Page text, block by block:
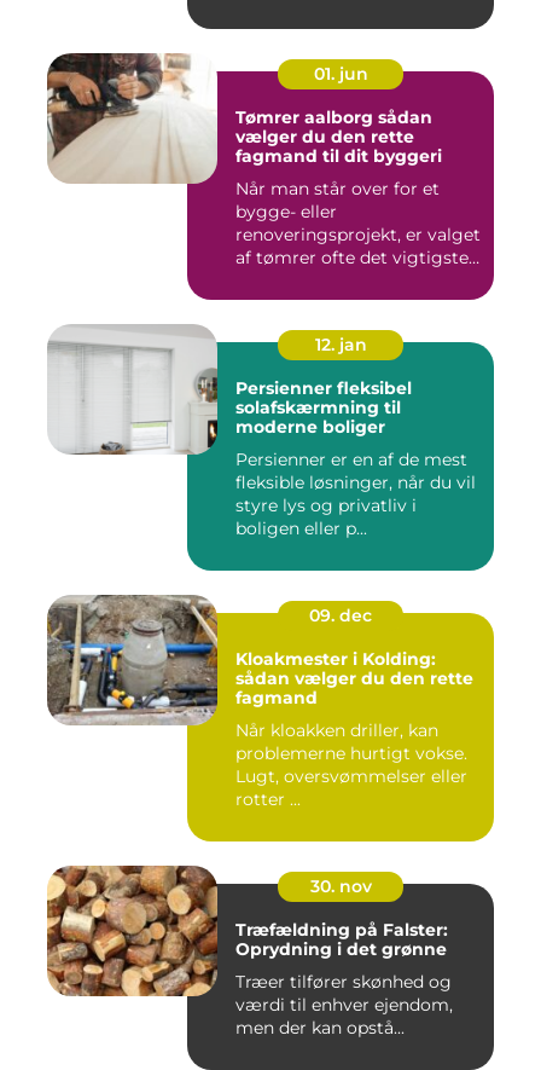
01. jun
Tømrer aalborg sådan
vælger du den rette
fagmand til dit byggeri
Når man står over for et
bygge- eller
renoveringsprojekt, er valget
af tømrer ofte det vigtigste
12. jan
Persienner fleksibel
solafskærmning til
moderne boliger
Persienner er en af de mest
fleksible løsninger, når du vil
styre lys og privatliv i
boligen eller p...
09. dec
Kloakmester i Kolding:
sådan vælger du den rette
fagmand
Når kloakken driller, kan
problemerne hurtigt vokse.
Lugt, oversvømmelser eller
rotter ...
30. nov
Træfældning på Falster:
Oprydning i det grønne
Træer tilfører skønhed og
værdi til enhver ejendom,
men der kan opstå...